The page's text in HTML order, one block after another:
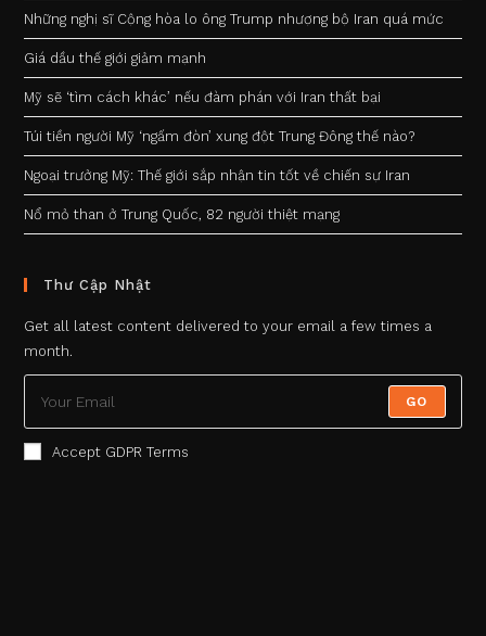
Những nghị sĩ Cộng hòa lo ông Trump nhượng bộ Iran quá mức
Giá dầu thế giới giảm mạnh
Mỹ sẽ ‘tìm cách khác’ nếu đàm phán với Iran thất bại
Túi tiền người Mỹ ‘ngấm đòn’ xung đột Trung Đông thế nào?
Ngoại trưởng Mỹ: Thế giới sắp nhận tin tốt về chiến sự Iran
Nổ mỏ than ở Trung Quốc, 82 người thiệt mạng
Thư Cập Nhật
Get all latest content delivered to your email a few times a
month.
GO
Accept GDPR Terms